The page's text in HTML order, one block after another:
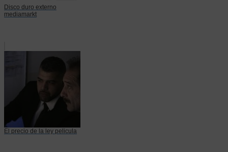
Disco duro externo
mediamarkt
El precio de la ley pelicula